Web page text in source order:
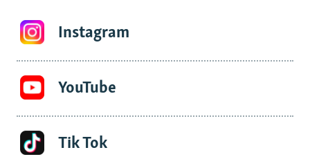
Instagram
YouTube
Tik Tok